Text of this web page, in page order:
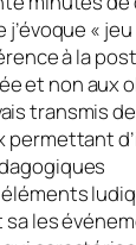
«
à la
et non aux
transmis
permettant
sa les